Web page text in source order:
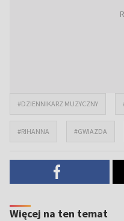
#DZIENNIKARZ MUZYCZNY
#RIHANNA #GWIAZDA
Więcej na ten temat